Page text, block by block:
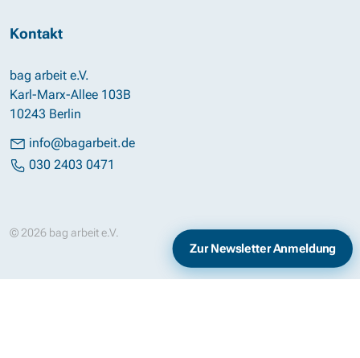
Kontakt
bag arbeit e.V.
Karl-Marx-Allee 103B
10243 Berlin
info@bagarbeit.de
030 2403 0471
© 2026 bag arbeit e.V. Datenschutz
Zur Newsletter Anmeldung